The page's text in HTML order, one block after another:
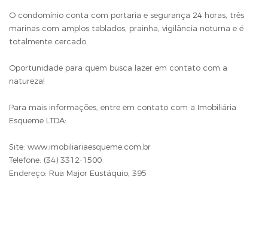
O condomínio conta com portaria e segurança 24 horas, três
marinas com amplos tablados, prainha, vigilância noturna e é
totalmente cercado.
Oportunidade para quem busca lazer em contato com a
natureza!
Para mais informações, entre em contato com a Imobiliária
Esqueme LTDA:
Site: www.imobiliariaesqueme.com.br
Telefone: (34) 3312-1500
Endereço: Rua Major Eustáquio, 395